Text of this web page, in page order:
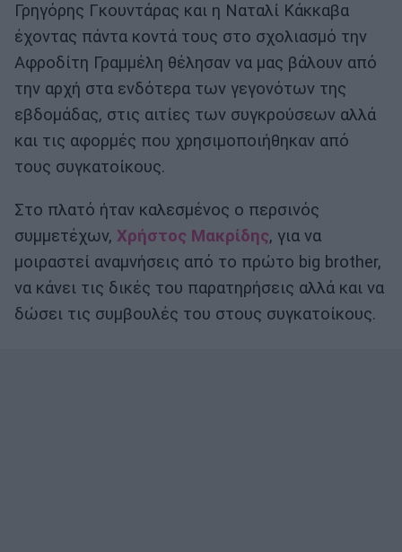
Γρηγόρης Γκουντάρας και η Ναταλί Κάκκαβα
έχοντας πάντα κοντά τους στο σχολιασμό την
Αφροδίτη Γραμμέλη θέλησαν να μας βάλουν από
την αρχή στα ενδότερα των γεγονότων της
εβδομάδας, στις αιτίες των συγκρούσεων αλλά
και τις αφορμές που χρησιμοποιήθηκαν από
τους συγκατοίκους.
Στο πλατό ήταν καλεσμένος ο περσινός
συμμετέχων, Χρήστος Μακρίδης, για να
μοιραστεί αναμνήσεις από το πρώτο big brother,
να κάνει τις δικές του παρατηρήσεις αλλά και να
δώσει τις συμβουλές του στους συγκατοίκους.